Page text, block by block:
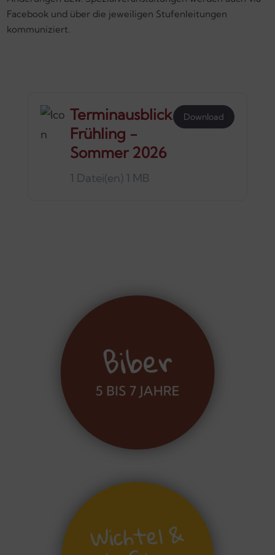
Facebook und über die jeweiligen Stufenleitungen
kommuniziert.
Terminausblick
Frühling -
Sommer 2026
1 Datei(en) 1 MB
Download